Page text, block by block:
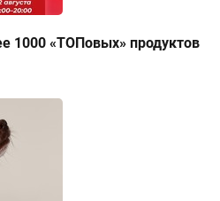
1000 «ТОПовых» продуктов